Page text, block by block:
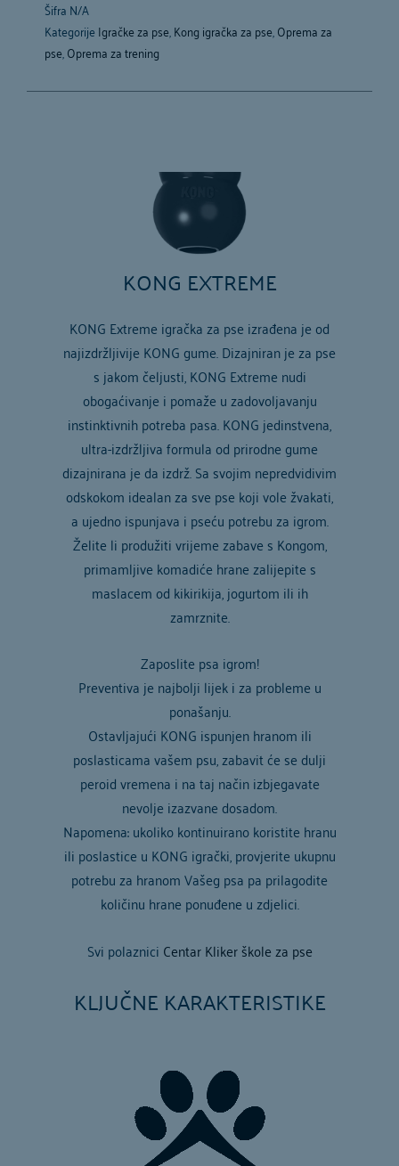
Šifra N/A
KategorijeIgračke za pse,Kong igračka za pse,Oprema za
pse,Oprema za trening
KONG EXTREME
KONG Extreme igračka za pse izrađena je od
najizdržljivije KONG gume. Dizajniran je za pse
s jakom čeljusti, KONG Extreme nudi
obogaćivanje i pomaže u zadovoljavanju
instinktivnih potreba pasa. KONG jedinstvena,
ultra-izdržljiva formula od prirodne gume
dizajnirana je da izdrž. Sa svojim nepredvidivim
odskokom idealan za sve pse koji vole žvakati,
a ujedno ispunjava i pseću potrebu za igrom.
Želite li produžiti vrijeme zabave s Kongom,
primamljive komadiće hrane zalijepite s
maslacem od kikirikija, jogurtom ili ih
zamrznite.
Zaposlite psa igrom!
Preventiva je najbolji lijek i za probleme u
ponašanju.
Ostavljajući KONG ispunjen hranom ili
poslasticama vašem psu, zabavit će se dulji
peroid vremena i na taj način izbjegavate
nevolje izazvane dosadom.
Napomena: ukoliko kontinuirano koristite hranu
ili poslastice u KONG igrački, provjerite ukupnu
potrebu za hranom Vašeg psa pa prilagodite
količinu hrane ponuđene u zdjelici.
Svi polaznici Centar Kliker škole za pse
proizvode iz naše web trgovine.
KLJUČNE KARAKTERISTIKE